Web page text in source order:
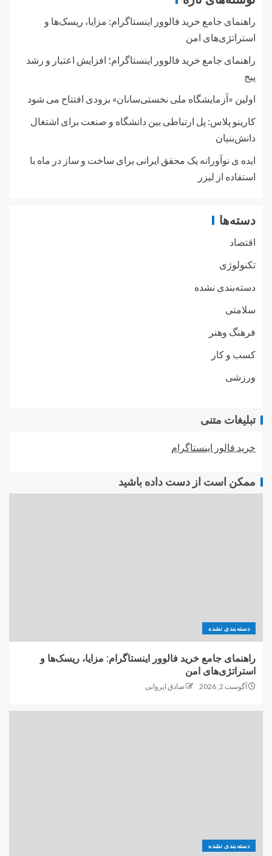
راهنمای جامع خرید فالوور اینستاگرام: مزایا، ریسک‌ها و
استراتژی‌های امن
راهنمای جامع خرید فالوور اینستاگرام؛ افزایش اعتبار و رشد
پیج
اولین «آزمایشگاه ملی نخستی‌سانان» بزودی افتتاح می شود
کارینو پلاس: پل ارتباطی بین دانشگاه و صنعت برای اشتغال
دانش‌بنیان
ایده ی نوآورانه یک محقق ایرانی برای ساخت و ساز در ماه با
استفاده از لیزر
دسته‌ها
اقتصاد
تکنولوژی
دسته‌بندی نشده
سلامتی
فرهنگ وهنر
کسب و کار
ورزشی
تبلیغات متنی
خرید فالور اینستاگرام
ممکن است از دست داده باشید
دسته‌بندی نشده
راهنمای جامع خرید فالوور اینستاگرام: مزایا، ریسک‌ها و
استراتژی‌های امن
آگوست 2, 2026 صادق ایروانی
دسته‌بندی نشده